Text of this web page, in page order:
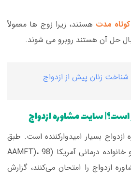
کوتاه مدت هستند، زیرا زوج ها معمولاً
حل آن هستند روبرو می شوند.
زنان پیش از ازدواج
است؟| سایت مشاوره ازدواج
ازدواج بسیار امیدوارکننده است. طبق
تحقیقات انجمن ازدواج و خانواده درمانی آمریکا (AAMFT)، 98
ازدواج را امتحان می‌کنند، گزارش